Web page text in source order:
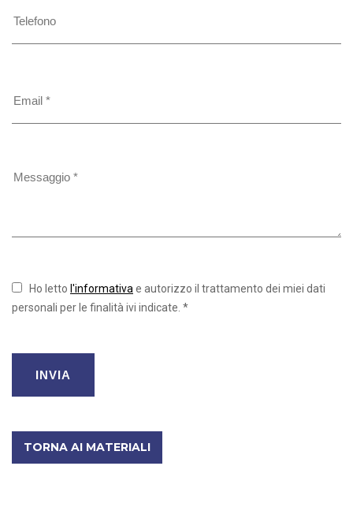
Ho letto l'informativa e autorizzo il trattamento dei miei dati
personali per le finalità ivi indicate. *
TORNA AI MATERIALI